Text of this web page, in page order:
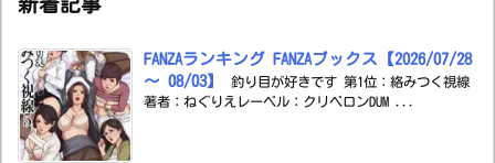
FANZAランキング FANZAブックス【2026/07/28
～ 08/03】
釣り目が好きです 第1位：絡みつく視線
著者：ねぐりえレーベル：クリベロンDUM ...